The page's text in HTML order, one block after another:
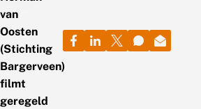
van
Oosten
(Stichting
Bargerveen)
filmt
geregeld